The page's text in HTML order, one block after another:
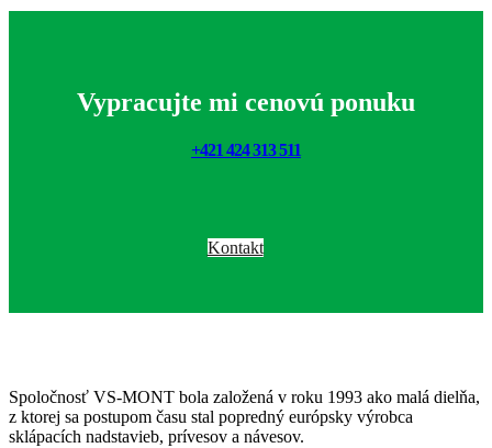
Vypracujte mi cenovú ponuku
+421 424 313 511
Kontakt
Spoločnosť VS-MONT bola založená v roku 1993 ako malá dielňa,
z ktorej sa postupom času stal popredný európsky výrobca
sklápacích nadstavieb, prívesov a návesov.